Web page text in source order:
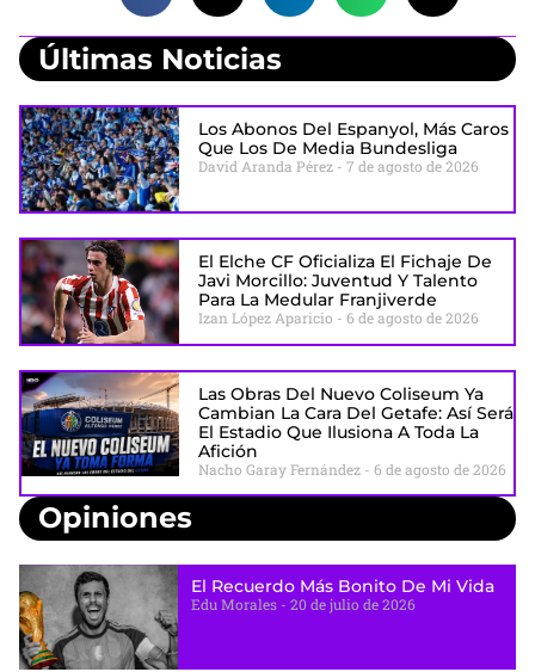
Últimas Noticias
Los Abonos Del Espanyol, Más Caros
Que Los De Media Bundesliga
David Aranda Pérez 7 de agosto de 2026
El Elche CF Oficializa El Fichaje De
Javi Morcillo: Juventud Y Talento
Para La Medular Franjiverde
Izan López Aparicio 6 de agosto de 2026
Las Obras Del Nuevo Coliseum Ya
Cambian La Cara Del Getafe: Así Será
El Estadio Que Ilusiona A Toda La
Afición
Nacho Garay Fernández 6 de agosto de 2026
Opiniones
El Recuerdo Más Bonito De Mi Vida
Edu Morales 20 de julio de 2026